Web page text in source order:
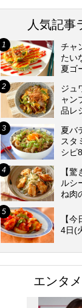
人気記事
チャ
たい
夏ゴ
ジュ
ャン
品レ
夏バ
スタ
シピ
【
ルシ
ね肉
【
4日(
エンタ